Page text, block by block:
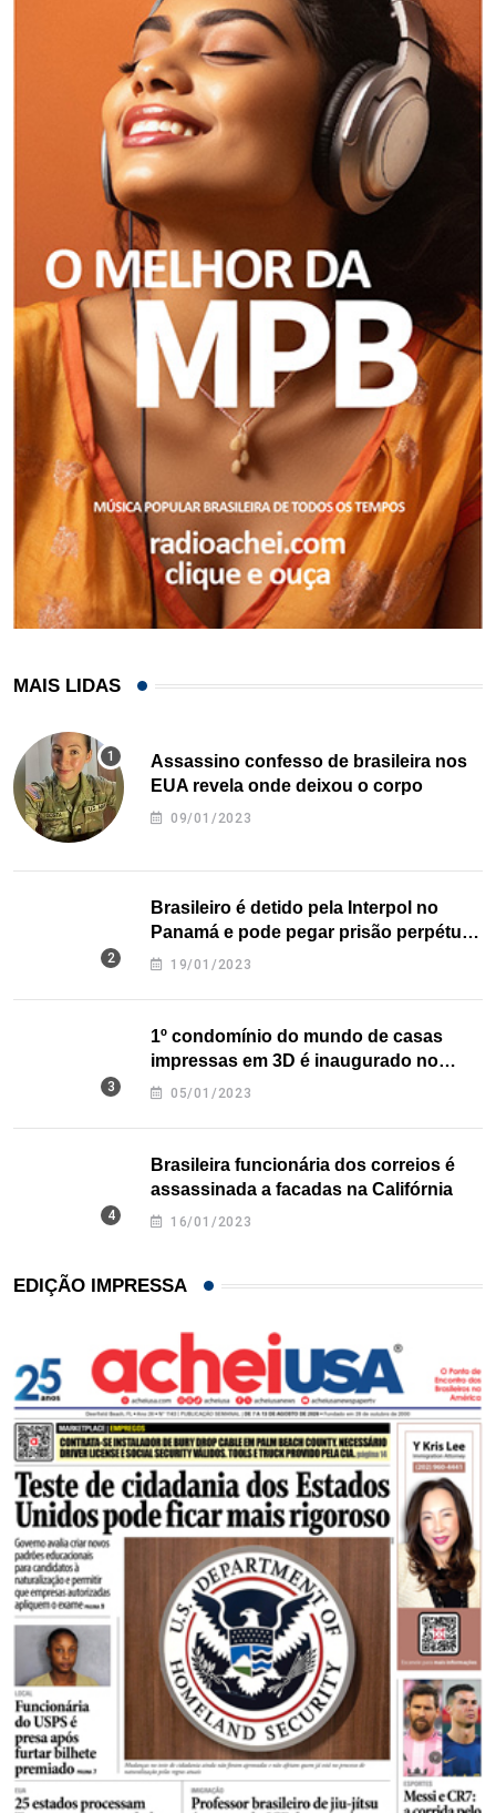
MAIS LIDAS
Assassino confesso de brasileira nos
EUA revela onde deixou o corpo
09/01/2023
Brasileiro é detido pela Interpol no
Panamá e pode pegar prisão perpétua
nos EUA
19/01/2023
1º condomínio do mundo de casas
impressas em 3D é inaugurado no
Texas
05/01/2023
Brasileira funcionária dos correios é
assassinada a facadas na Califórnia
16/01/2023
EDIÇÃO IMPRESSA